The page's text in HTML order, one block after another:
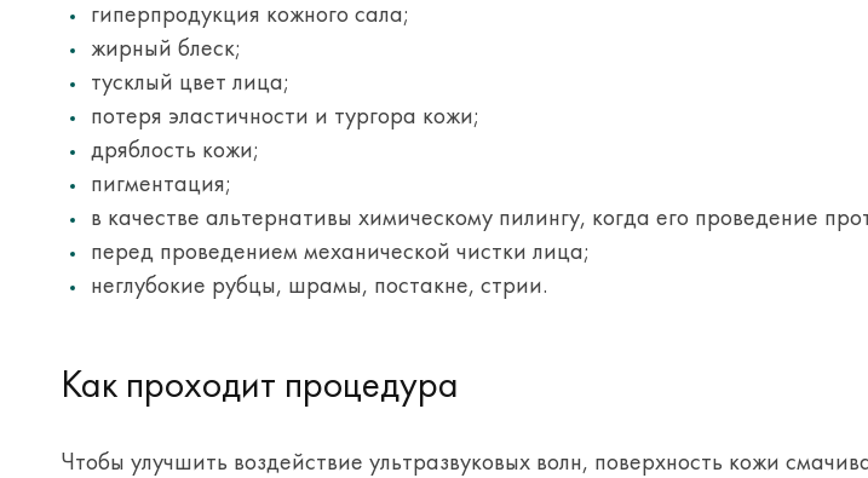
гиперпродукция кожного сала;
жирный блеск;
тусклый цвет лица;
потеря эластичности и тургора кожи;
дряблость кожи;
пигментация;
в качестве альтернативы химическому пилингу, когда его проведение
перед проведением механической чистки лица;
неглубокие рубцы, шрамы, постакне, стрии.
Как проходит процедура
Чтобы улучшить воздействие ультразвуковых волн, поверхность кожи